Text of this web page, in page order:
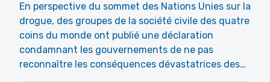
En perspective du sommet des Nations Unies sur la
drogue, des groupes de la société civile des quatre
coins du monde ont publié une déclaration
condamnant les gouvernements de ne pas
reconnaître les conséquences dévastatrices des…